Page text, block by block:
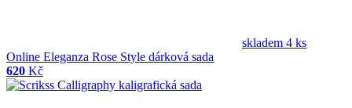
skladem 4 ks
Online Eleganza Rose Style dárková sada
620 Kč